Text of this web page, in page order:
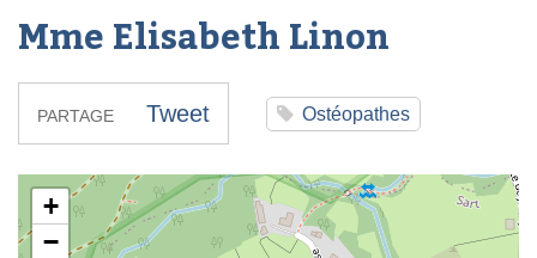
Mme Elisabeth Linon
PARTAGE Tweet Ostéopathes
Mme Elisabeth Linon
+
−